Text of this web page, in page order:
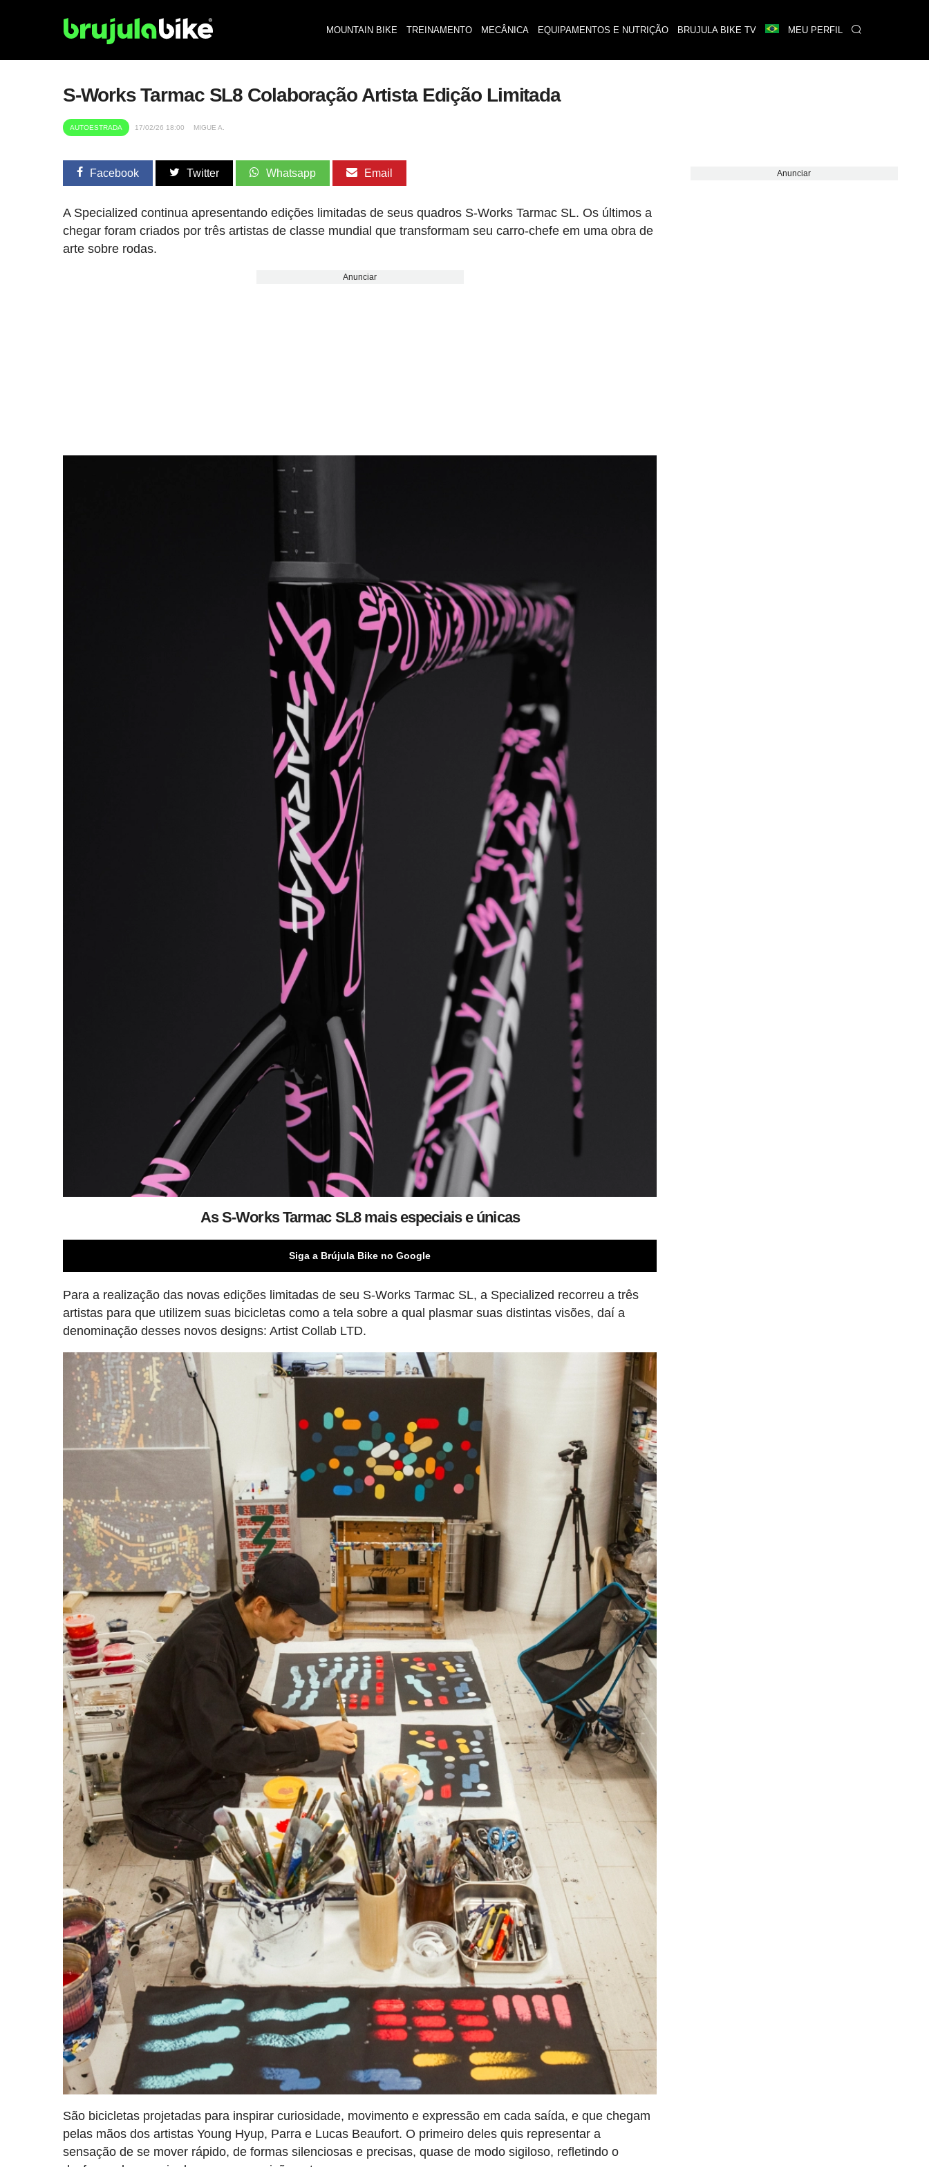
MOUNTAIN BIKE TREINAMENTO MECÂNICA EQUIPAMENTOS E NUTRIÇÃO BRUJULA BIKE TV MEU PERFIL
S-Works Tarmac SL8 Colaboração Artista Edição Limitada
AUTOESTRADA 17/02/26 18:00 MIGUE A.
Facebook Twitter Whatsapp Email
A Specialized continua apresentando edições limitadas de seus quadros S-Works Tarmac SL. Os últimos a
chegar foram criados por três artistas de classe mundial que transformam seu carro-chefe em uma obra de
arte sobre rodas.
Anunciar
As S-Works Tarmac SL8 mais especiais e únicas
Siga a Brújula Bike no Google
Para a realização das novas edições limitadas de seu S-Works Tarmac SL, a Specialized recorreu a três
artistas para que utilizem suas bicicletas como a tela sobre a qual plasmar suas distintas visões, daí a
denominação desses novos designs: Artist Collab LTD.
São bicicletas projetadas para inspirar curiosidade, movimento e expressão em cada saída, e que chegam
pelas mãos dos artistas Young Hyup, Parra e Lucas Beaufort. O primeiro deles quis representar a
sensação de se mover rápido, de formas silenciosas e precisas, quase de modo sigiloso, refletindo o
Anunciar